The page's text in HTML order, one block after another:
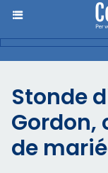
Stonde
Gordon,
de